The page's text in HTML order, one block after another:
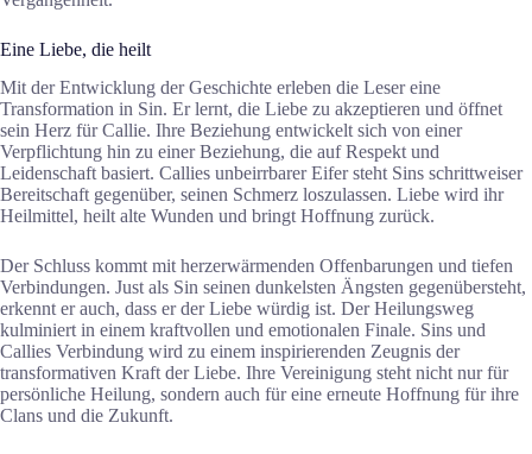
Eine Liebe, die heilt
Mit der Entwicklung der Geschichte erleben die Leser eine
Transformation in Sin. Er lernt, die Liebe zu akzeptieren und öffnet
sein Herz für Callie. Ihre Beziehung entwickelt sich von einer
Verpflichtung hin zu einer Beziehung, die auf Respekt und
Leidenschaft basiert. Callies unbeirrbarer Eifer steht Sins schrittweiser
Bereitschaft gegenüber, seinen Schmerz loszulassen. Liebe wird ihr
Heilmittel, heilt alte Wunden und bringt Hoffnung zurück.
Der Schluss kommt mit herzerwärmenden Offenbarungen und tiefen
Verbindungen. Just als Sin seinen dunkelsten Ängsten gegenübersteht,
erkennt er auch, dass er der Liebe würdig ist. Der Heilungsweg
kulminiert in einem kraftvollen und emotionalen Finale. Sins und
Callies Verbindung wird zu einem inspirierenden Zeugnis der
transformativen Kraft der Liebe. Ihre Vereinigung steht nicht nur für
persönliche Heilung, sondern auch für eine erneute Hoffnung für ihre
Clans und die Zukunft.